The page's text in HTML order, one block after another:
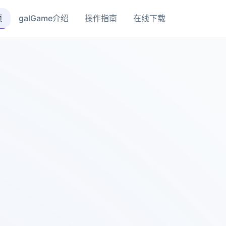
galGame介绍 操作指南 在线下载